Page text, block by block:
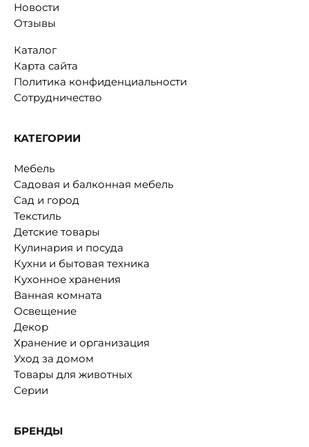
Новости
Отзывы
Каталог
Карта сайта
Политика конфиденциальности
Сотрудничество
КАТЕГОРИИ
Мебель
Садовая и балконная мебель
Сад и город
Текстиль
Детские товары
Кулинария и посуда
Кухни и бытовая техника
Кухонное хранения
Ванная комната
Освещение
Декор
Хранение и организация
Уход за домом
Товары для животных
Серии
БРЕНДЫ